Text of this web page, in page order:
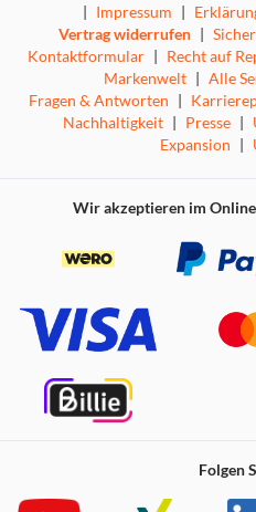
| Impressum |
Vertrag widerrufen |
Kontaktformular | Recht auf
Markenwelt | Alle
Fragen & Antworten |
Nachhaltigkeit | Presse |
Expansion |
Wir akzeptieren im
Folgen